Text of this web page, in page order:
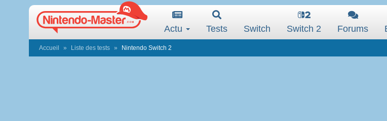
Actu Tests Switch Switch 2 Forums
Accueil Liste des tests Nintendo Switch 2